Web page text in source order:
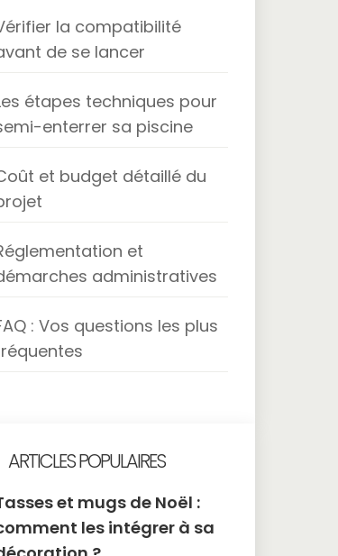
la compatibilité
de se lancer
étapes techniques pour
enterrer sa piscine
et budget détaillé du
et
administratives
: Vos questions les plus
ARTICLES POPULAIRES
et mugs de Noël :
les intégrer à sa